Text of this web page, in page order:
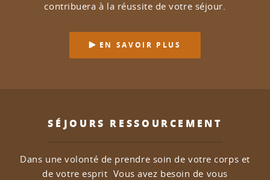
contribuera à la réussite de votre séjour.
EN SAVOIR PLUS
SÉJOURS RESSOURCEMENT
Dans une volonté de prendre soin de votre corps et
de votre esprit Vous avez besoin de vous